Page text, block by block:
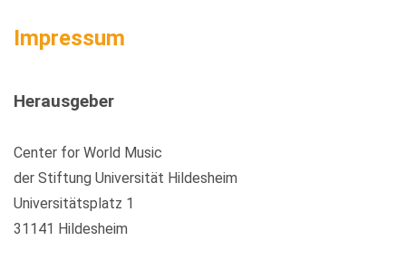
Impressum
Herausgeber
Center for World Music
der Stiftung Universität Hildesheim
Universitätsplatz 1
31141 Hildesheim